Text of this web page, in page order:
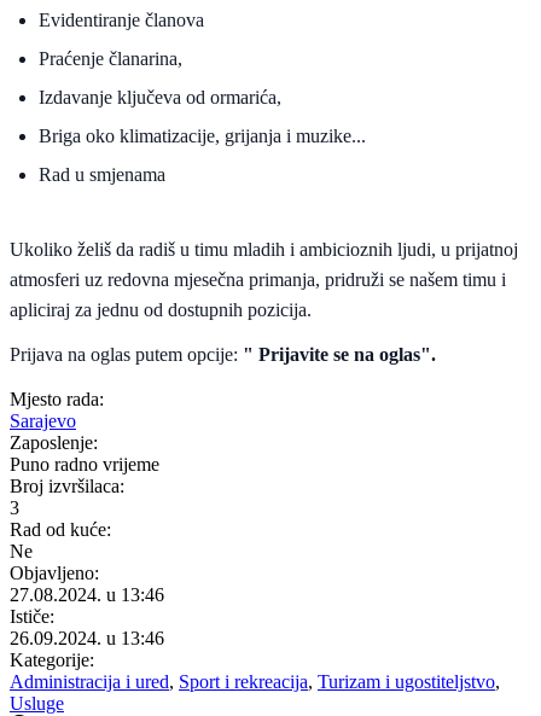
Evidentiranje članova
Praćenje članarina,
Izdavanje ključeva od ormarića,
Briga oko klimatizacije, grijanja i muzike...
Rad u smjenama
Ukoliko želiš da radiš u timu mladih i ambicioznih ljudi, u prijatnoj
atmosferi uz redovna mjesečna primanja, pridruži se našem timu i
apliciraj za jednu od dostupnih pozicija.
Prijava na oglas putem opcije: " Prijavite se na oglas".
Mjesto rada:
Sarajevo
Zaposlenje:
Puno radno vrijeme
Broj izvršilaca:
3
Rad od kuće:
Ne
Objavljeno:
27.08.2024. u 13:46
Ističe:
26.09.2024. u 13:46
Kategorije:
Administracija i ured, Sport i rekreacija, Turizam i ugostiteljstvo,
Usluge